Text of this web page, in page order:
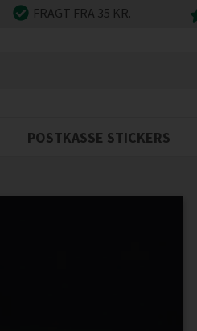
FRAGT FRA 35 KR.
POSTKASSE STICKERS